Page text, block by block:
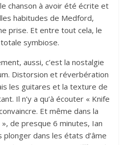
chanson à avoir été écrite et
habitudes de Medford,
prise. Et entre tout cela, le
symbiose.
aussi, c’est la nostalgie
Distorsion et réverbération
les guitares et la texture de
Il n’y a qu’à écouter « Knife
Et même dans la
», de presque 6 minutes, Ian
dans les états d’âme